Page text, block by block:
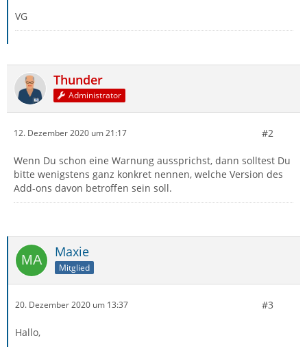
VG
Thunder
Administrator
12. Dezember 2020 um 21:17 #2
Wenn Du schon eine Warnung aussprichst, dann solltest Du
bitte wenigstens ganz konkret nennen, welche Version des
Add-ons davon betroffen sein soll.
Maxie
Mitglied
20. Dezember 2020 um 13:37 #3
Hallo,